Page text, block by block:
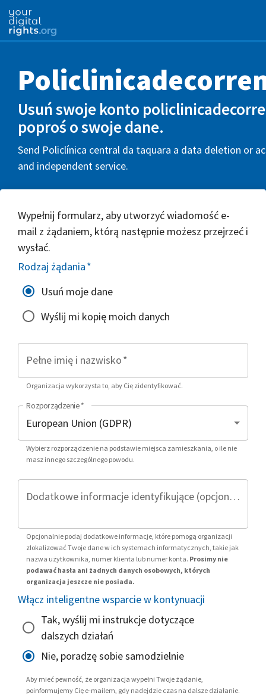
Usuń swoje konto
poproś o swoje dane.
Send Policlínica central da taquara a data deletion or
and independent service.
Wypełnij formularz, aby utworzyć wiadomość e-
mail z żądaniem, którą następnie możesz przejrzeć i
wysłać.
Rodzaj żądania*
Usuń moje dane
Wyślij mi kopię moich danych
Pełne imię i nazwisko*
Organizacja wykorzysta to, aby Cię zidentyfikować.
Rozporządzenie*
Wybierz rozporządzenie na podstawie miejsca zamieszkania, o ile nie
masz innego szczególnego powodu.
Dodatkowe informacje identyfikujące (opcjonalnie)
Opcjonalnie podaj dodatkowe informacje, które pomogą organizacji
zlokalizować Twoje dane w ich systemach informatycznych, takie jak
nazwa użytkownika, numer klienta lub numer konta. Prosimy nie
podawać hasła ani żadnych danych osobowych, których
organizacja jeszcze nie posiada.
Włącz inteligentne wsparcie w kontynuacji
Tak, wyślij mi instrukcje dotyczące
dalszych działań
Nie, poradzę sobie samodzielnie
Aby mieć pewność, że organizacja wypełni Twoje żądanie,
poinformujemy Cię e-mailem, gdy nadejdzie czas na dalsze działanie.